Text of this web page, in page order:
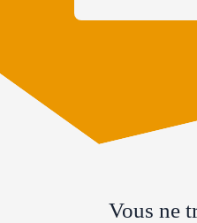
Vous ne